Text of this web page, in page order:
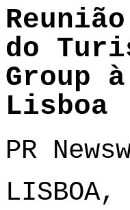
do
Group
Lisboa
PR